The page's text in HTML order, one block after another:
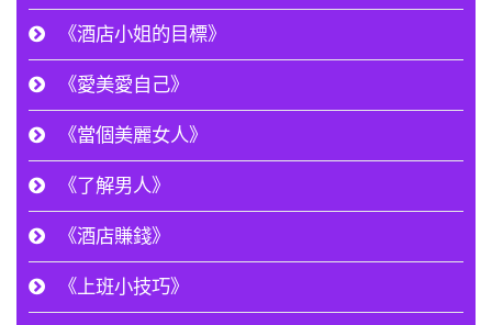
《酒店小姐的目標》
《愛美愛自己》
《當個美麗女人》
《了解男人》
《酒店賺錢》
《上班小技巧》